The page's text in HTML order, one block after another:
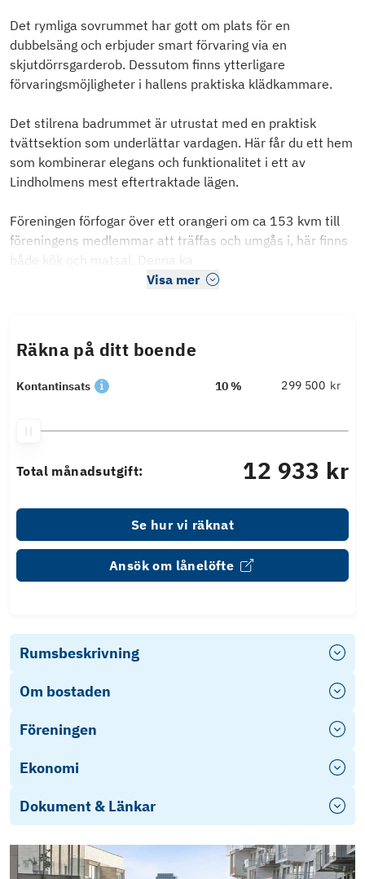
Det rymliga sovrummet har gott om plats för en
dubbelsäng och erbjuder smart förvaring via en
skjutdörrsgarderob. Dessutom finns ytterligare
förvaringsmöjligheter i hallens praktiska klädkammare.
Det stilrena badrummet är utrustat med en praktisk
tvättsektion som underlättar vardagen. Här får du ett hem
som kombinerar elegans och funktionalitet i ett av
Lindholmens mest eftertraktade lägen.
Föreningen förfogar över ett orangeri om ca 153 kvm till
föreningens medlemmar att träffas och umgås i, här finns
både kök och matsal. Denna ka
Visa mer
Räkna på ditt boende
Kontantinsats 10 % kr
Total månadsutgift: 12 933 kr
Se hur vi räknat
Ansök om lånelöfte
Rumsbeskrivning
Om bostaden
Föreningen
Ekonomi
Dokument & Länkar
Energideklaration (1)